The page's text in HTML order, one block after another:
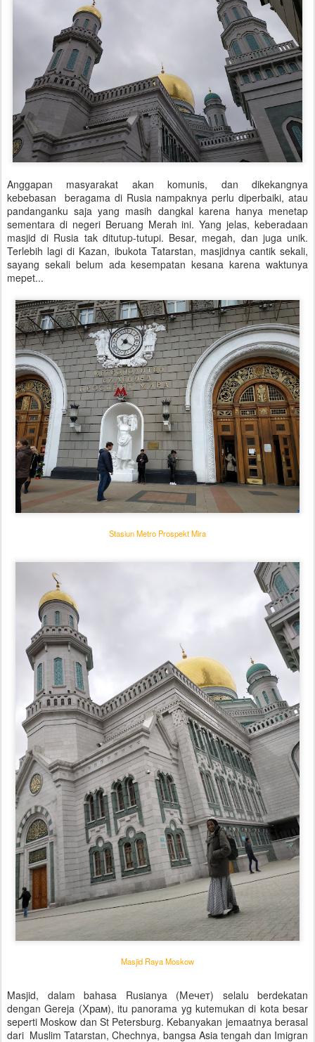
Anggapan masyarakat akan komunis, dan dikekangnya
kebebasan beragama di Rusia nampaknya perlu diperbaiki, atau
pandanganku saja yang masih dangkal karena hanya menetap
sementara di negeri Beruang Merah ini. Yang jelas, keberadaan
masjid di Rusia tak ditutup-tutupi. Besar, megah, dan juga unik.
Terlebih lagi di Kazan, ibukota Tatarstan, masjidnya cantik sekali,
sayang sekali belum ada kesempatan kesana karena waktunya
mepet...
Stasiun Metro Prospekt Mira
Masjid Raya Moskow
Masjid, dalam bahasa Rusianya (Мечет) selalu berdekatan
dengan Gereja (Храм),itu panorama yg kutemukan di kota besar
seperti Moskow dan St Petersburg. Kebanyakan jemaatnya berasal
dari Muslim Tatarstan, Chechnya, bangsa Asia tengah dan Imigran